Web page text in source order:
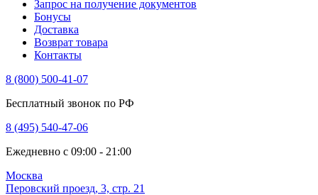
Запрос на получение документов
Бонусы
Доставка
Возврат товара
Контакты
8 (800) 500-41-07
Бесплатный звонок по РФ
8 (495) 540-47-06
Ежедневно с 09:00 - 21:00
Москва
Перовский проезд, 3, стр. 21